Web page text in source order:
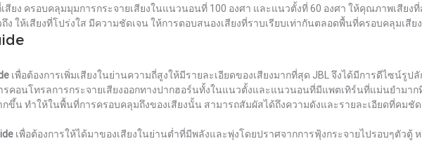
สียง ครอบคลุมมุมการกระจายเสียงในแนวนอนที่ 100 องศา และแนวตั้งที่ 60 องศา ให้คุณภาพเสียง
ง ให้เสียงที่โปร่งใส มีความชัดเจน ให้การตอบสนองเสียงที่ราบเรียบเท่ากันตลอดพื้นที่ครอบคลุมเสี
เพื่อต้องการเพิ่มเสียงในย่านความถี่สูงให้มีรายละเอียดของเสียงมากที่สุด JBL จึงได้มีการดีไซน์
รคอนโทรลการกระจายเสียงออกทางปากฮอร์นทั้งในแนวตั้งและแนวนอนที่มีแพตเทิร์นที่แม่นยำมาก
น ทำให้ในพื้นที่การครอบคลุมถึงของเสียงนั้น สามารถสัมผัสได้ถึงความดังและรายละเอียดที่คมชั
เพื่อต้องการให้ได้มาของเสียงในย่านต่ำที่มีพลังและพุ่งโดยปราศจากการฟุ้งกระจายไปรอบๆตัว